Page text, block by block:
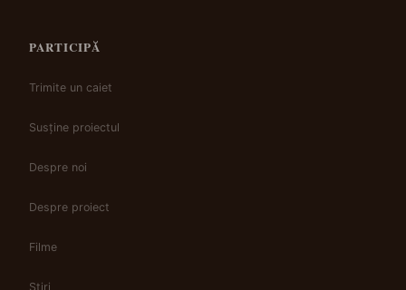
PARTICIPĂ
Trimite un caiet
Susține proiectul
Despre noi
Despre proiect
Filme
Știri